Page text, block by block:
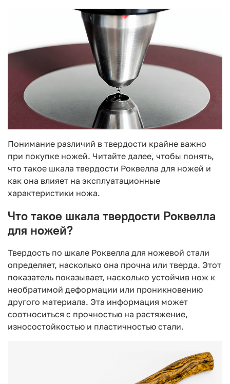
Понимание различий в твердости крайне важно
при покупке ножей. Читайте далее, чтобы понять,
что такое шкала твердости Роквелла для ножей и
как она влияет на эксплуатационные
характеристики ножа.
Что такое шкала твердости Роквелла
для ножей?
Твердость по шкале Роквелла для ножевой стали
определяет, насколько она прочна или тверда. Этот
показатель показывает, насколько устойчив нож к
необратимой деформации или проникновению
другого материала. Эта информация может
соотноситься с прочностью на растяжение,
износостойкостью и пластичностью стали.